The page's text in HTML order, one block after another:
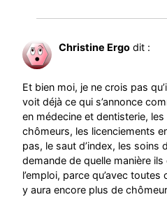
Christine Ergo dit :
Et bien moi, je ne crois pas
voit déjà ce qui s’annonce
en médecine et dentisterie,
chômeurs, les licenciements
pas, le saut d’index, les soins
demande de quelle manière
l’emploi, parce qu’avec
y aura encore plus de